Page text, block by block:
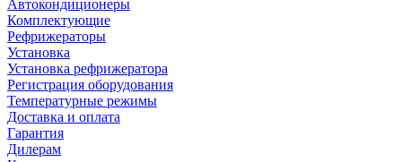
Автокондиционеры
Комплектующие
Рефрижераторы
Установка
Установка рефрижератора
Регистрация оборудования
Температурные режимы
Доставка и оплата
Гарантия
Дилерам